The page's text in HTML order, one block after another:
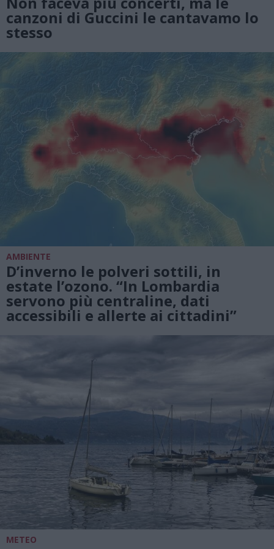
canzoni di Guccini le cantavamo lo
stesso
AMBIENTE
D’inverno le polveri sottili, in
estate l’ozono. “In Lombardia
servono più centraline, dati
accessibili e allerte ai cittadini”
METEO